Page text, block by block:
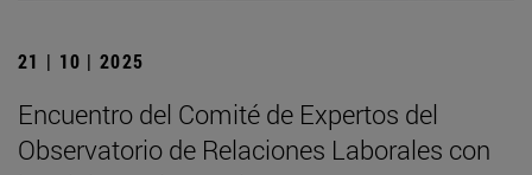
21 | 10 | 2025
Encuentro del Comité de Expertos del
Observatorio de Relaciones Laborales con